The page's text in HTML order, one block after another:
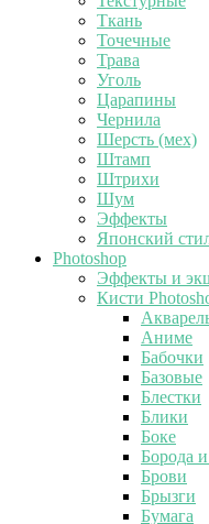
Ткань
Точечные
Трава
Уголь
Царапины
Чернила
Шерсть (мех)
Штамп
Штрихи
Шум
Эффекты
Японский
Photoshop
Эффекты и
Кисти
Аниме
Бабочки
Базовые
Блестки
Блики
Боке
Борода
Брови
Брызги
Бумага